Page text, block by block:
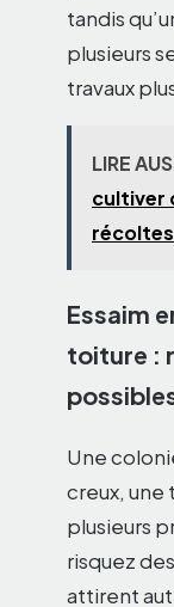
tandis
plusieurs
travaux
LIRE
cultiver
récoltes
Essaim
toiture :
Une
creux, une
plusieurs
risquez des
attirent